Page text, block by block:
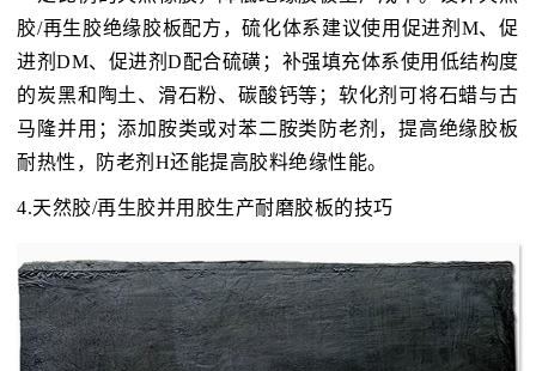
胶/再生胶绝缘胶板配方，硫化体系建议使用促进剂M、促
进剂DM、促进剂D配合硫磺；补强填充体系使用低结构度
的炭黑和陶土、滑石粉、碳酸钙等；软化剂可将石蜡与古
马隆并用；添加胺类或对苯二胺类防老剂，提高绝缘胶板
耐热性，防老剂H还能提高胶料绝缘性能。
4.天然胶/再生胶并用胶生产耐磨胶板的技巧